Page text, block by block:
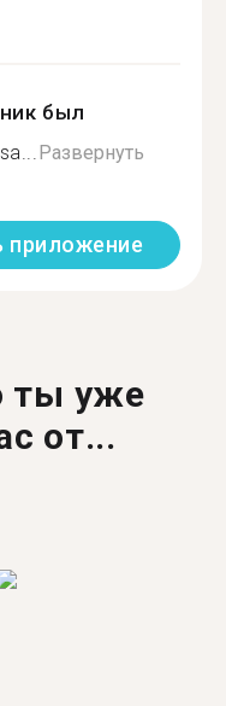
был
Развернуть
приложение
ты уже
от...